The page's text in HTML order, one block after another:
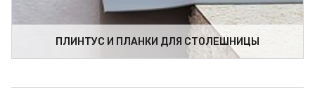
ПЛИНТУС И ПЛАНКИ ДЛЯ СТОЛЕШНИЦЫ